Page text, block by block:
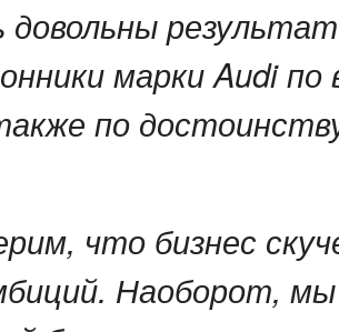
марки Audi по
по
что бизнес
Наоборот,